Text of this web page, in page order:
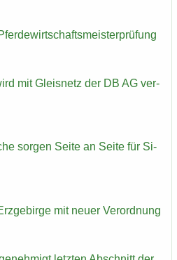
mit Gleis­netz der DB AG ver­
sor­gen Seite an Seite für Si­
mit neuer Ver­ord­nung